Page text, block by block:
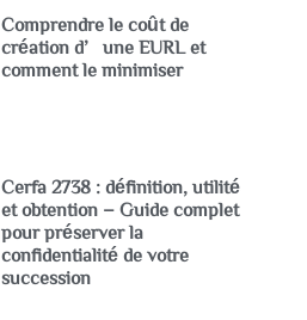
Comprendre le coût de
création d’une EURL et
comment le minimiser
Cerfa 2738 : définition, utilité
et obtention – Guide complet
pour préserver la
confidentialité de votre
succession